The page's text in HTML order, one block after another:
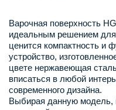
Варочная поверхность
идеальным решением
ценится компактность и
устройство,
цвете нержавеющая
вписаться в любой
современного дизайна.
Выбирая данную модель,